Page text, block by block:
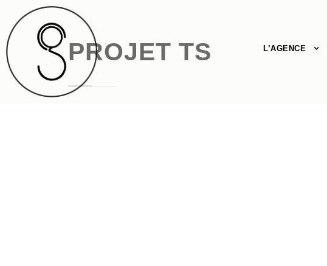
L’AGENCE
PROJET TS